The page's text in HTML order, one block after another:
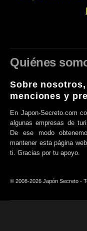
Quiénes
Sobre
menciones y
En Japon-Secreto.com
algunas empresas de
De ese modo
mantener esta página
ti. Gracias por tu apoyo.
© 2008-2026 Japón Secreto -